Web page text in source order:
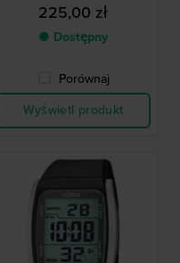
225,00 zł
● Dostępny
Porównaj
Wyświetl produkt